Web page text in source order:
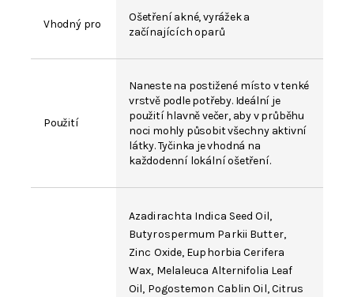
Vhodný pro
Ošetření akné, vyrážek a
začínajících oparů
Použití
Naneste na postižené místo v tenké
vrstvě podle potřeby. Ideální je
použití hlavně večer, aby v průběhu
noci mohly působit všechny aktivní
látky. Tyčinka je vhodná na
každodenní lokální ošetření.
Azadirachta Indica Seed Oil,
Butyrospermum Parkii Butter,
Zinc Oxide, Euphorbia Cerifera
Wax, Melaleuca Alternifolia Leaf
Oil, Pogostemon Cablin Oil,Citrus